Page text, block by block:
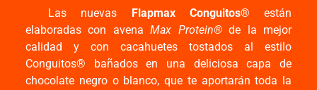
Las nuevas Flapmax Conguitos® están
elaboradas con avenaMax Protein®de la mejor
calidad y con cacahuetes tostados al estilo
Conguitos® bañados en una deliciosa capa de
chocolate negro o blanco, que te aportarán toda la